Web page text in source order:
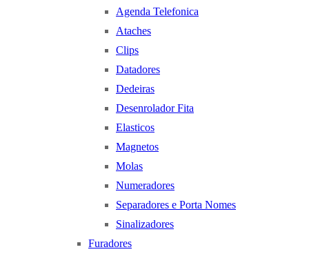
Agenda Telefonica
Ataches
Clips
Datadores
Dedeiras
Desenrolador Fita
Elasticos
Magnetos
Molas
Numeradores
Separadores e Porta Nomes
Sinalizadores
Furadores